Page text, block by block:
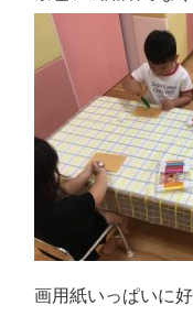
画用紙いっぱいに